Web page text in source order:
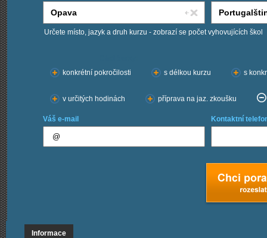
Určete místo, jazyk a druh kurzu - zobrazí se počet vyhovujících škol
konkrétní pokročilosti
s délkou kurzu s
v určitých hodinách příprava na jaz. zkoušku
Váš e-mail Kontaktní
Informace